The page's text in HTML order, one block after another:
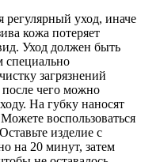
регулярный уход, иначе
кожа потеряет
Уход должен быть
специально
загрязнений
чего можно
На губку наносят
воспользоваться
изделие с
на 20 минут, затем